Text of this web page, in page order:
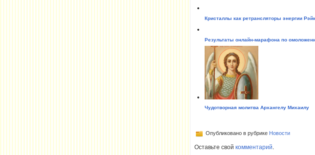
Кристаллы как ретрансляторы энергии
Результаты онлайн-марафона по
Чудотворная молитва Архангелу Михаилу
Опубликовано в рубрике Новости
Оставьте свой комментарий.